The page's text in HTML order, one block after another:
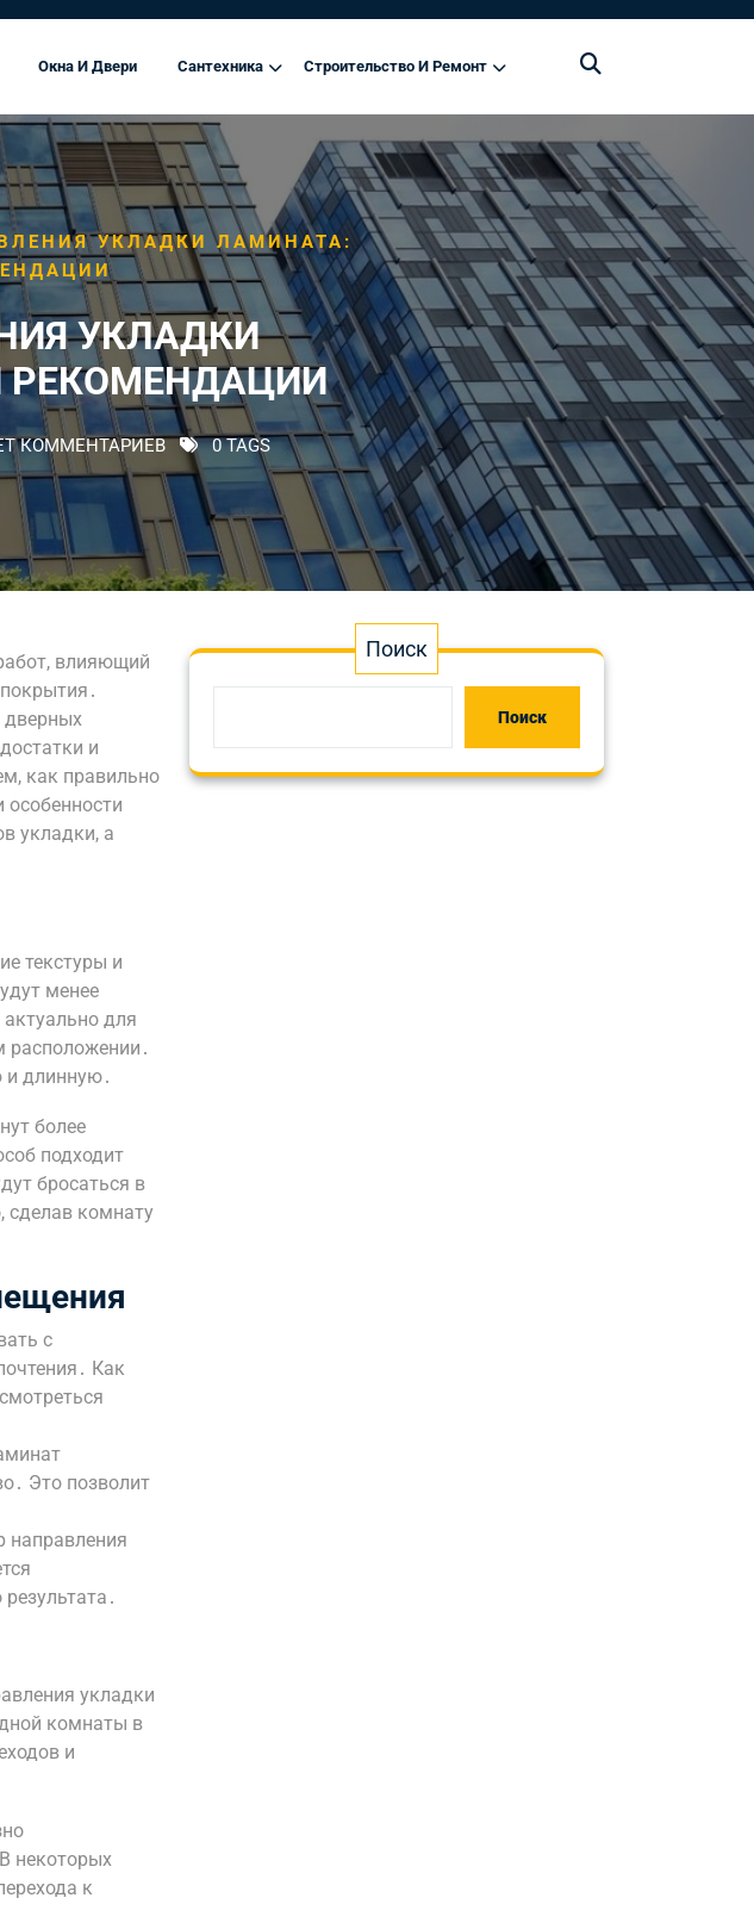
Окна И Двери Сантехника Строительство И Ремонт
УКЛАДКИ ЛАМИНАТА:
УКЛАДКИ
РЕКОМЕНДАЦИИ
КОММЕНТАРИЕВ 0 TAGS
влияющий
дверных
и
как правильно
укладки, а
текстуры и
менее
для
расположении․
и длинную․
более
подходит
бросаться в
сделав комнату
с
Как
Это позволит
направления
укладки
комнаты в
и
некоторых
к
Поиск
Поиск